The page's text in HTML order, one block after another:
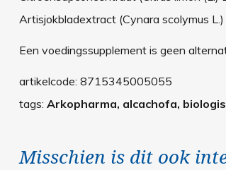
Artisjokbladextract (Cynara scolymus L.)
Een voedingssupplement is geen
artikelcode: 8715345005055
tags: Arkopharma, alcachofa,
Misschien is dit ook